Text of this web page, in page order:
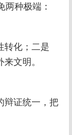
两种极端：
转化；二是
文明。
辩证统一，把